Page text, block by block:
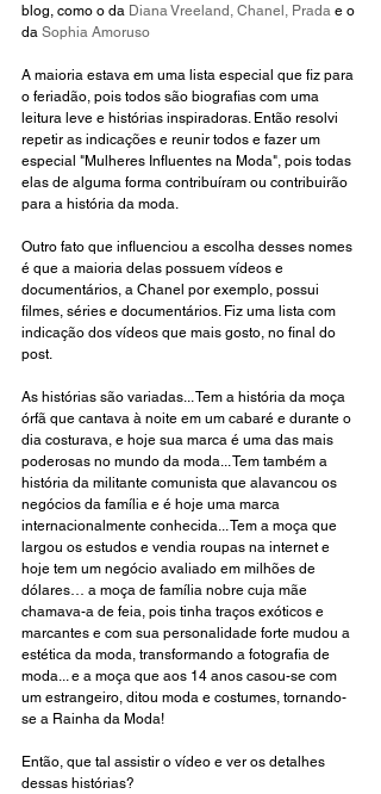
blog, como o da Diana Vreeland, Chanel, Prada e o
da Sophia Amoruso
A maioria estava em uma lista especial que fiz para
o feriadão, pois todos são biografias com uma
leitura leve e histórias inspiradoras. Então resolvi
repetir as indicações e reunir todos e fazer um
especial "Mulheres Influentes na Moda", pois todas
elas de alguma forma contribuíram ou contribuirão
para a história da moda.
Outro fato que influenciou a escolha desses nomes
é que a maioria delas possuem vídeos e
documentários, a Chanel por exemplo, possui
filmes, séries e documentários. Fiz uma lista com
indicação dos vídeos que mais gosto, no final do
post.
As histórias são variadas... Tem a história da moça
órfã que cantava à noite em um cabaré e durante o
dia costurava, e hoje sua marca é uma das mais
poderosas no mundo da moda... Tem também a
história da militante comunista que alavancou os
negócios da família e é hoje uma marca
internacionalmente conhecida... Tem a moça que
largou os estudos e vendia roupas na internet e
hoje tem um negócio avaliado em milhões de
dólares… a moça de família nobre cuja mãe
chamava-a de feia, pois tinha traços exóticos e
marcantes e com sua personalidade forte mudou a
estética da moda, transformando a fotografia de
moda... e a moça que aos 14 anos casou-se com
um estrangeiro, ditou moda e costumes, tornando-
se a Rainha da Moda!
Então, que tal assistir o vídeo e ver os detalhes
dessas histórias?